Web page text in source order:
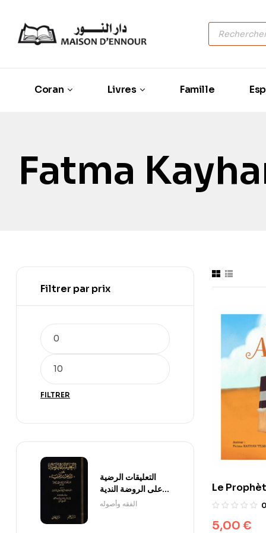
Coran Livres Famille
Fatma
Le
0
5,00 €
Filtrer par prix
FILTRER
التعليقات الرضية
على الروضة الندية
1/3
الفقه وأصوله